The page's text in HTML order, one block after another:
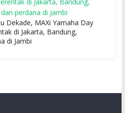
Dekade, MAXi Yamaha Day
di Jakarta, Bandung,
di Jambi